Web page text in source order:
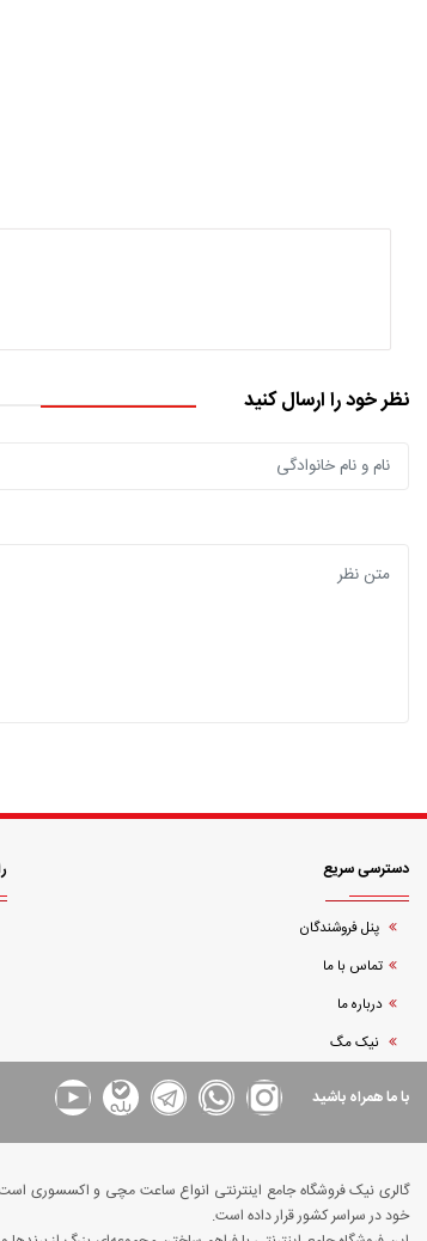
نظر خود را ارسال کنید
دسترسی سریع
پنل فروشندگان
تماس با ما
درباره ما
نیک مگ
با ما همراه باشید
گالری نیک فروشگاه جامع اینترنتی انواع ساعت مچی و اکسسوری است
خود در سراسر کشور قرار داده است.